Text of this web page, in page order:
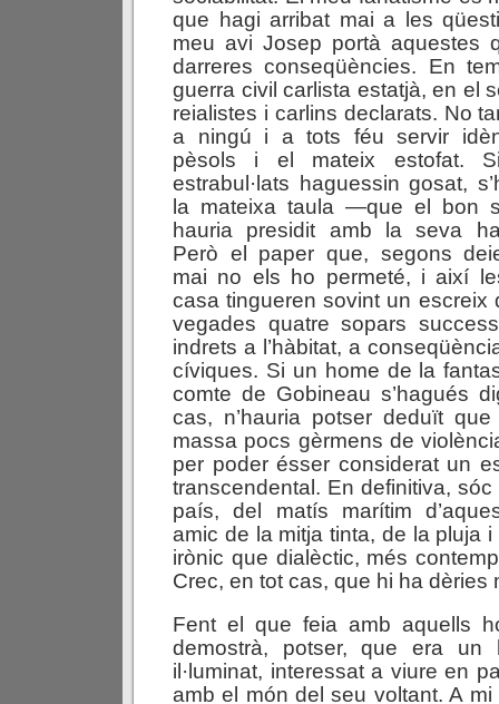
que hagi arribat mai a les
meu avi Josep portà aquestes
darreres conseqüències. En
guerra civil carlista estatjà, en el
reialistes i carlins declarats. No
a ningú i a tots féu servir
pèsols i el mateix estofat.
estrabul·lats haguessin gosat,
la mateixa taula —que el bon
hauria presidit amb la seva
Però el paper que, segons
mai no els ho permeté, i així
casa tingueren sovint un escreix
vegades quatre sopars
indrets a l’hàbitat, a
cíviques. Si un home de la
comte de Gobineau s’hagués
cas, n’hauria potser deduït
massa pocs gèrmens de
per poder ésser considerat un
transcendental. En definitiva, sóc
país, del matís marítim
amic de la mitja tinta, de la pluja
irònic que dialèctic, més
Crec, en tot cas, que hi ha dèries
Fent el que feia amb aquells
demostrà, potser, que era un
il·luminat, interessat a viure en
amb el món del seu voltant. A